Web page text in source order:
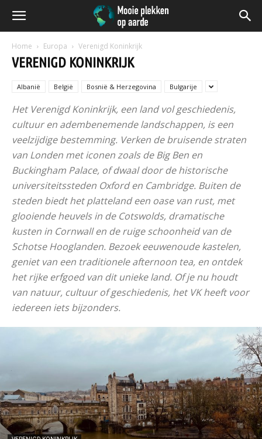
Home Europa Verenigd Koninkrijk
VERENIGD KONINKRIJK
Albanië België Bosnië & Herzegovina Bulgarije
Het Verenigd Koninkrijk, een land vol geschiedenis,
cultuur en adembenemende landschappen, is een
veelzijdige bestemming. Verken de bruisende straten
van Londen met iconen zoals de Big Ben en
Buckingham Palace, of dwaal door de historische
universiteitssteden Oxford en Cambridge. Buiten de
steden biedt het platteland een oase van rust, met
glooiende heuvels in de Cotswolds, dramatische
kusten in Cornwall en de ruige schoonheid van de
Schotse Hooglanden. Bezoek eeuwenoude kastelen,
geniet van een traditionele afternoon tea, en ontdek
het rijke erfgoed van dit unieke land. Of je nu houdt
van natuur, cultuur of geschiedenis, het VK heeft voor
iedereen iets bijzonders.